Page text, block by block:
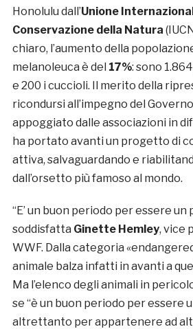
Honolulu dall’Unione
Conservazione della Natura
chiaro, l’aumento della
melanoleuca è del 17%: sono
e 200 i cuccioli. Il merito della
ricondursi all’impegno del
appoggiato dalle associazioni in
ha portato avanti un progetto di
attiva, salvaguardando e
dall’orsetto più famoso al mondo.
“E’ un buon periodo per essere un
soddisfatta Ginette Hemley, vice
WWF. Dalla categoria
animale balza infatti in avanti a
Ma l’elenco degli animali in
se “è un buon periodo per essere
altrettanto per appartenere ad